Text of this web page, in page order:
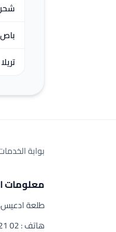
باص
تريلا
بوابة
معلومات
طلعة
هاتف : 02 221 6733